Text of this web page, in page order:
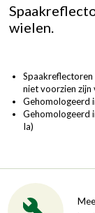
wielen.
niet voorzien zijn
Gehomologeerd
Gehomologeerd
Ia)